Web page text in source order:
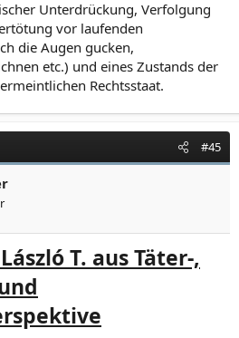
Unterdrückung, Verfolgung
vor laufenden
die Augen gucken,
etc.) und eines Zustands der
Rechtsstaat.
#45
T. aus Täter-,